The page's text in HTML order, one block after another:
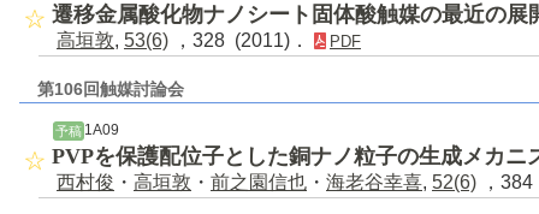
遷移金属酸化物ナノシート固体酸触媒の最近の展
高垣敦, 53(6) ，328 (2011)． PDF
第106回触媒討論会
予稿 1A09
PVPを保護配位子とした銅ナノ粒子の生成メカニ
西村俊 ・ 高垣敦 ・ 前之園信也 ・ 海老谷幸喜, 52(6) ，